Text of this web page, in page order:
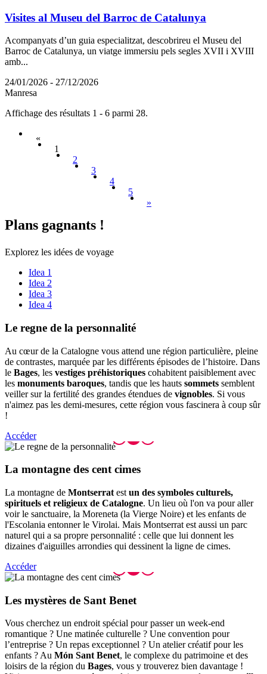
Visites al Museu del Barroc de Catalunya
Acompanyats d’un guia especialitzat, descobrireu el Museu del
Barroc de Catalunya, un viatge immersiu pels segles XVII i XVIII
amb...
24/01/2026 - 27/12/2026
Manresa
Affichage des résultats 1 - 6 parmi 28.
«
1
2
3
4
5
»
Plans gagnants !
Explorez les idées de voyage
Idea 1
Idea 2
Idea 3
Idea 4
Le regne de la personnalité
Au cœur de la Catalogne vous attend une région particulière, pleine
de contrastes, marquée par les différents épisodes de l’histoire. Dans
le Bages, les vestiges préhistoriques cohabitent paisiblement avec
les monuments baroques, tandis que les hauts sommets semblent
veiller sur la fertilité des grandes étendues de vignobles. Si vous
n'aimez pas les demi-mesures, cette région vous fascinera à coup sûr
!
Accéder
La montagne des cent cimes
La montagne de Montserrat est un des symboles culturels,
spirituels et religieux de Catalogne. Un lieu où l'on va pour aller
voir le sanctuaire, la Moreneta (la Vierge Noire) et les enfants de
l'Escolania entonner le Virolai. Mais Montserrat est aussi un parc
naturel qui a sa propre personnalité : celle que lui donnent les
dizaines d'aiguilles arrondies qui dessinent la ligne de cimes.
Accéder
Les mystères de Sant Benet
Vous cherchez un endroit spécial pour passer un week-end
romantique ? Une matinée culturelle ? Une convention pour
l’entreprise ? Un repas exceptionnel ? Un atelier créatif pour les
enfants ? Au Món Sant Benet, le complexe du patrimoine et des
loisirs de la région du Bages, vous y trouverez bien davantage !